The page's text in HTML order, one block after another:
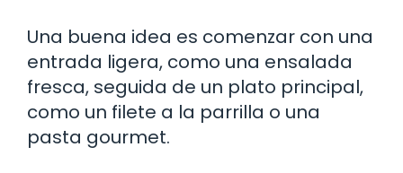
Una buena idea es comenzar con una
entrada ligera, como una ensalada
fresca, seguida de un plato principal,
como un filete a la parrilla o una
pasta gourmet.